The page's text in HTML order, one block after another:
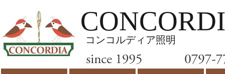
コンコルディア照明